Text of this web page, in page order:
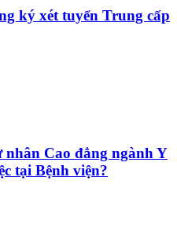
ký xét tuyển Trung cấp
nhân Cao đẳng ngành Y
tại Bệnh viện?